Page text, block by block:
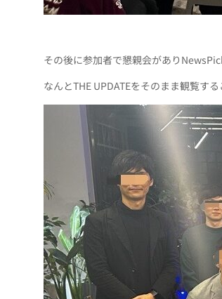
その後に参加者で懇親会があり
なんとTHE UPDATEをそのまま観覧す